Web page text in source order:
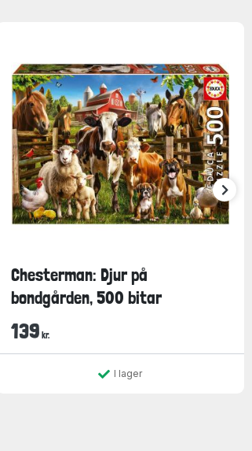
Chesterman: Djur på
bondgården, 500 bitar
139 kr.
I lager